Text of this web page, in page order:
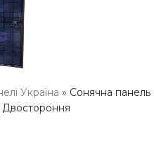
Україна » Сонячна панель